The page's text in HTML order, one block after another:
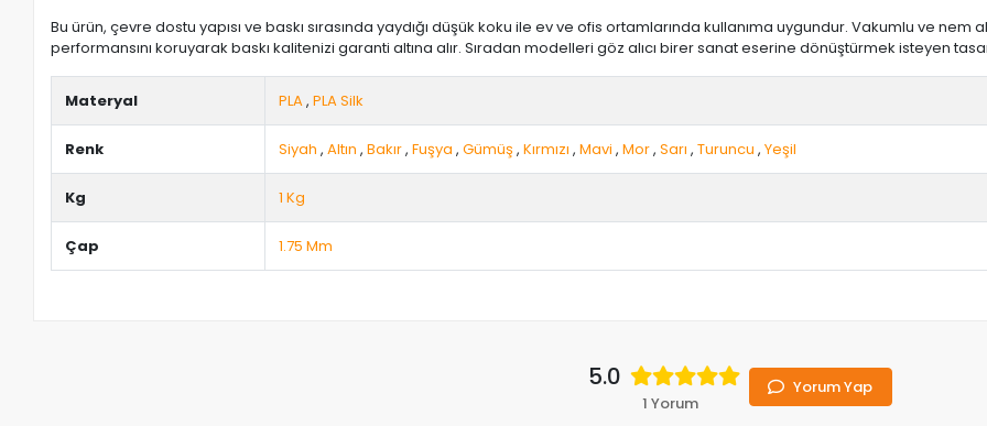
Bu ürün, çevre dostu yapısı ve baskı sırasında yaydığı düşük koku ile ev ve ofis ortamlarında kullanıma uygundur. Vakumlu ve
performansını koruyarak baskı kalitenizi garanti altına alır. Sıradan modelleri göz alıcı birer sanat eserine dönüştürmek isteyen
Materyal PLA,PLA Silk
Renk Siyah ,Altın ,Bakır,Fuşya ,Gümüş ,Kırmızı ,Mavi ,Mor,Sarı ,Turuncu ,Yeşil
Kg 1 Kg
Çap 1.75 Mm
5.0
1 Yorum
Yorum Yap